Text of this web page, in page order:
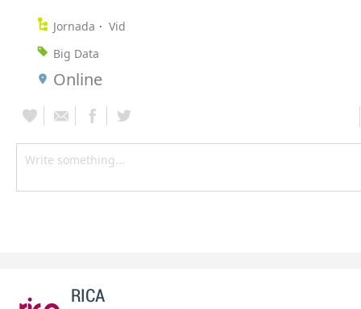
Jornada
Vid
Big Data
Online
RICA